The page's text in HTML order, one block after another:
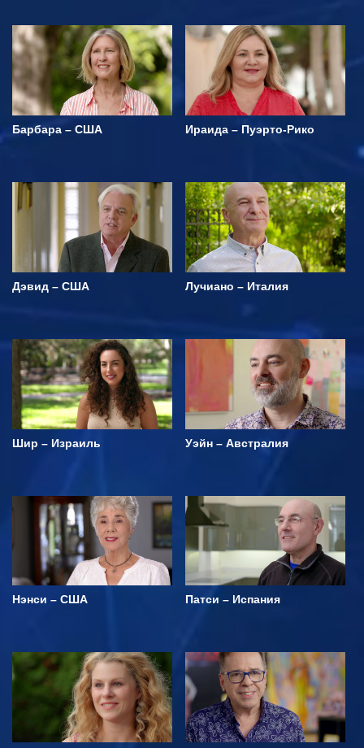
Барбара – США Ираида – Пуэрто-Рико
Дэвид – США Лучиано – Италия
Шир – Израиль Уэйн – Австралия
Нэнси – США Патси – Испания